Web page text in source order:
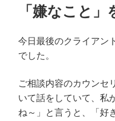
「嫌なこと
今日最後のクライアン
でした。
ご相談内容のカウンセ
いて話をしていて、私
ね～」と言うと、「好